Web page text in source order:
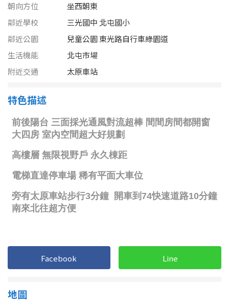
屏東縣
台東縣
花蓮縣
不拘
1樓
3樓
5~10樓
21樓以上
2房 3房
朝向方位
坐西朝東
鄰近學校
三光國中 北屯國小
鄰近公園
兒童公園 東光路自行車綠園道
生活機能
北屯市場
附近交通
太原車站
特色描述
Facebook Line
地圖